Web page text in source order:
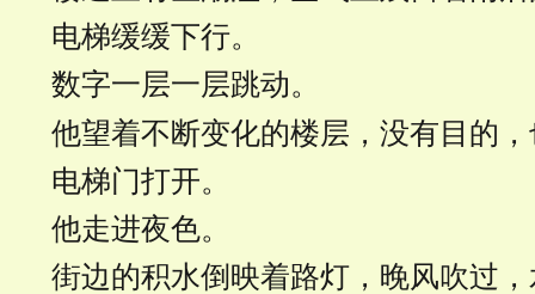
电梯缓缓下行。
数字一层一层跳动。
他望着不断变化的楼层，没有目的
电梯门打开。
他走进夜色。
街边的积水倒映着路灯，晚风吹过